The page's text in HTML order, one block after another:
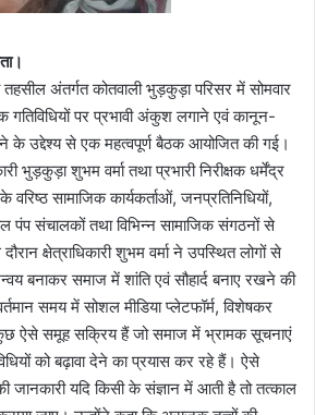
अंतर्गत कोतवाली भुड़कुड़ा परिसर में सोमवार
गतिविधियों पर प्रभावी अंकुश लगाने एवं कानून-
के उद्देश्य से एक महत्वपूर्ण बैठक आयोजित की गई।
भुड़कुड़ा शुभम वर्मा तथा प्रभारी निरीक्षक धर्मेंद्र
सामाजिक कार्यकर्ताओं, जनप्रतिनिधियों,
पंप संचालकों तथा विभिन्न सामाजिक संगठनों से
क्षेत्राधिकारी शुभम वर्मा ने उपस्थित लोगों से
बनाकर समाज में शांति एवं सौहार्द बनाए रखने की
समय में सोशल मीडिया प्लेटफॉर्म, विशेषकर
ऐसे समूह सक्रिय हैं जो समाज में भ्रामक सूचनाएं
को बढ़ावा देने का प्रयास कर रहे हैं। ऐसे
जानकारी यदि किसी के संज्ञान में आती है तो तत्काल